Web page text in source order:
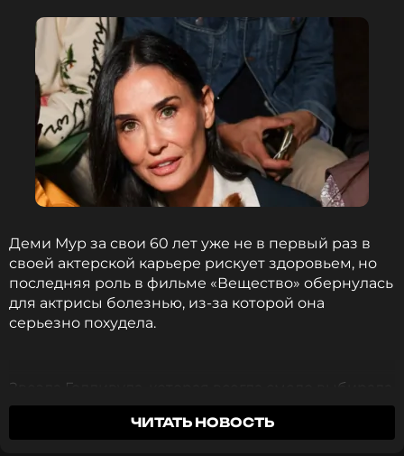
Деми Мур за свои 60 лет уже не в первый раз в
своей актерской карьере рискует здоровьем, но
последняя роль в фильме «Вещество» обернулась
для актрисы болезнью, из-за которой она
серьезно похудела.
Звезда Голливуда, которая всегда смело выбирала
сложные и ответственные роли, недавно
рассказала о напряженном опыте съемок
ЧИТАТЬ НОВОСТЬ